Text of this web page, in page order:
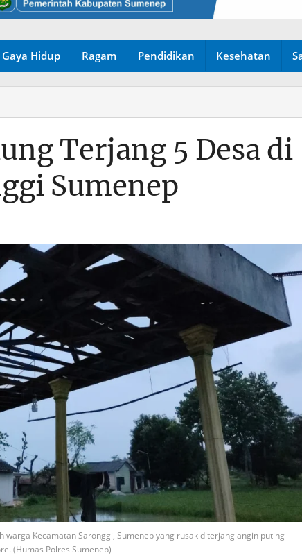
Gaya Hidup Ragam Pendidikan Kesehatan
Terjang 5 Desa di
Sumenep
warga Kecamatan Saronggi, Sumenep yang rusak diterjang angin puting
(Humas Polres Sumenep)